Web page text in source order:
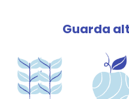
Guarda